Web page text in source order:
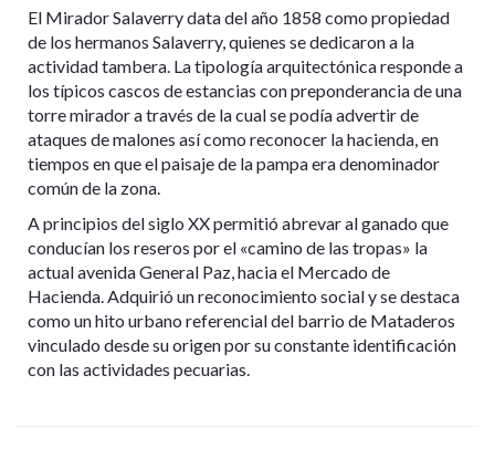
El Mirador Salaverry data del año 1858 como propiedad
de los hermanos Salaverry, quienes se dedicaron a la
actividad tambera. La tipología arquitectónica responde a
los típicos cascos de estancias con preponderancia de una
torre mirador a través de la cual se podía advertir de
ataques de malones así como reconocer la hacienda, en
tiempos en que el paisaje de la pampa era denominador
común de la zona.
A principios del siglo XX permitió abrevar al ganado que
conducían los reseros por el «camino de las tropas» la
actual avenida General Paz, hacia el Mercado de
Hacienda. Adquirió un reconocimiento social y se destaca
como un hito urbano referencial del barrio de Mataderos
vinculado desde su origen por su constante identificación
con las actividades pecuarias.